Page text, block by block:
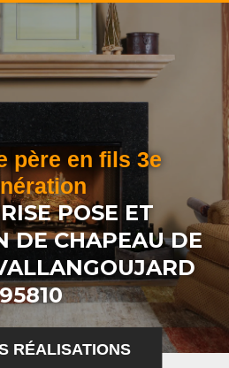
père en fils 3e
POSE ET
DE CHAPEAU DE
95810
RÉALISATIONS